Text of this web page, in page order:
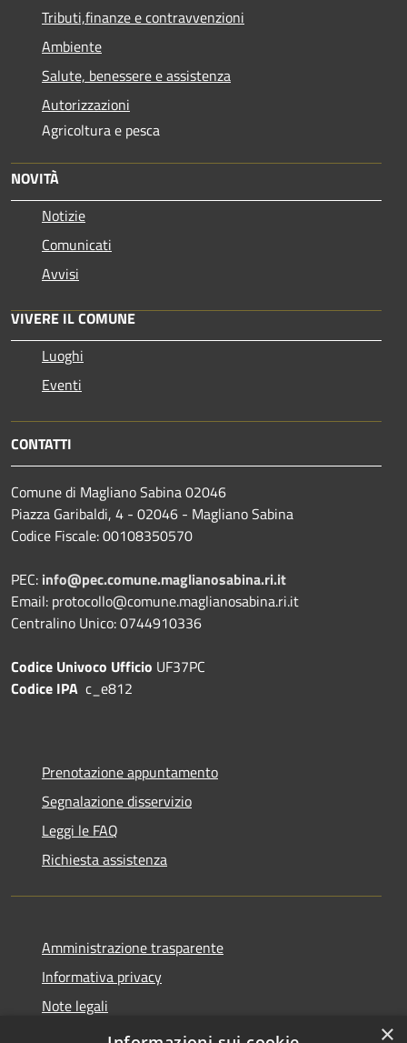
Tributi,finanze e contravvenzioni
Ambiente
Salute, benessere e assistenza
Autorizzazioni
Agricoltura e pesca
NOVITÀ
Notizie
Comunicati
Avvisi
VIVERE IL COMUNE
Luoghi
Eventi
CONTATTI
Comune di Magliano Sabina 02046
Piazza Garibaldi, 4 - 02046 - Magliano Sabina
Codice Fiscale: 00108350570
PEC: info@pec.comune.maglianosabina.ri.it
Email: protocollo@comune.maglianosabina.ri.it
Centralino Unico: 0744910336
Codice Univoco Ufficio UF37PC
Codice IPA c_e812
Prenotazione appuntamento
Segnalazione disservizio
Leggi le FAQ
Richiesta assistenza
Amministrazione trasparente
Informativa privacy
Note legali
Dichiarazione di accessibilità
×